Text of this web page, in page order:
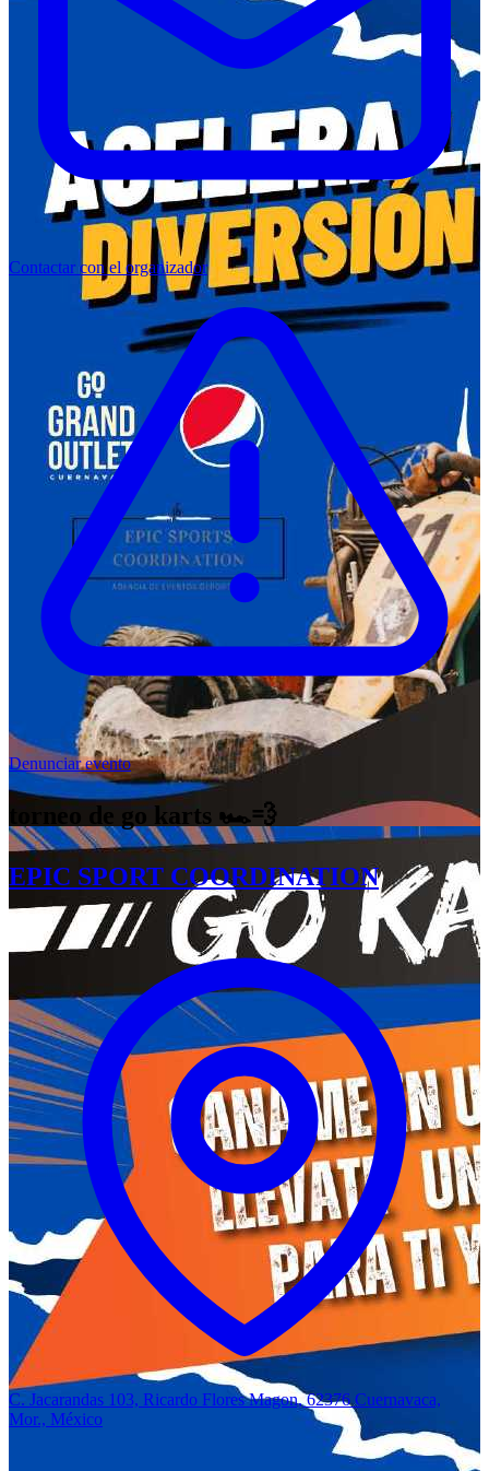
Contactar con el organizador
Denunciar evento
torneo de go karts 🏎️💨
EPIC SPORT COORDINATION
C. Jacarandas 103, Ricardo Flores Magon, 62376 Cuernavaca,
Mor., México